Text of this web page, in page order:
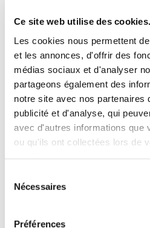
Ce site web utilise des cookies.
Les cookies nous permettent
et les annonces, d'offrir des
médias sociaux et d'analyser
partageons également des
notre site avec nos partenaires
publicité et d'analyse, qui
avec d'autres informations que
ou qu'ils ont collectées lors de
Nécessaires
Préférences
INCLUS À LA
Killométrage illimité
Assurance tous risques (hors
Carburant : plein à rendre plein
CONDITIONS DE
ASSURANCE
Franchise :1000 €